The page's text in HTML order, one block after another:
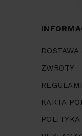
ZWROTY
KARTA
POLITYKA